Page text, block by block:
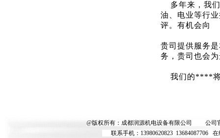
多年来，我们
油、电业等行
评。有机会向
贵司提供服务
务，贵司也会
我们的****
@版权所有：成都润源机电设备有限公司 公司
联系手机： 13980620823 13684087706 在